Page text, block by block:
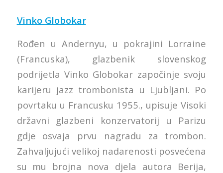
Vinko Globokar
Rođen u Andernyu, u pokrajini Lorraine
(Francuska), glazbenik slovenskog
podrijetla Vinko Globokar započinje svoju
karijeru jazz trombonista u Ljubljani. Po
povrtaku u Francusku 1955., upisuje Visoki
državni glazbeni konzervatorij u Parizu
gdje osvaja prvu nagradu za trombon.
Zahvaljujući velikoj nadarenosti posvećena
su mu brojna nova djela autora Berija,